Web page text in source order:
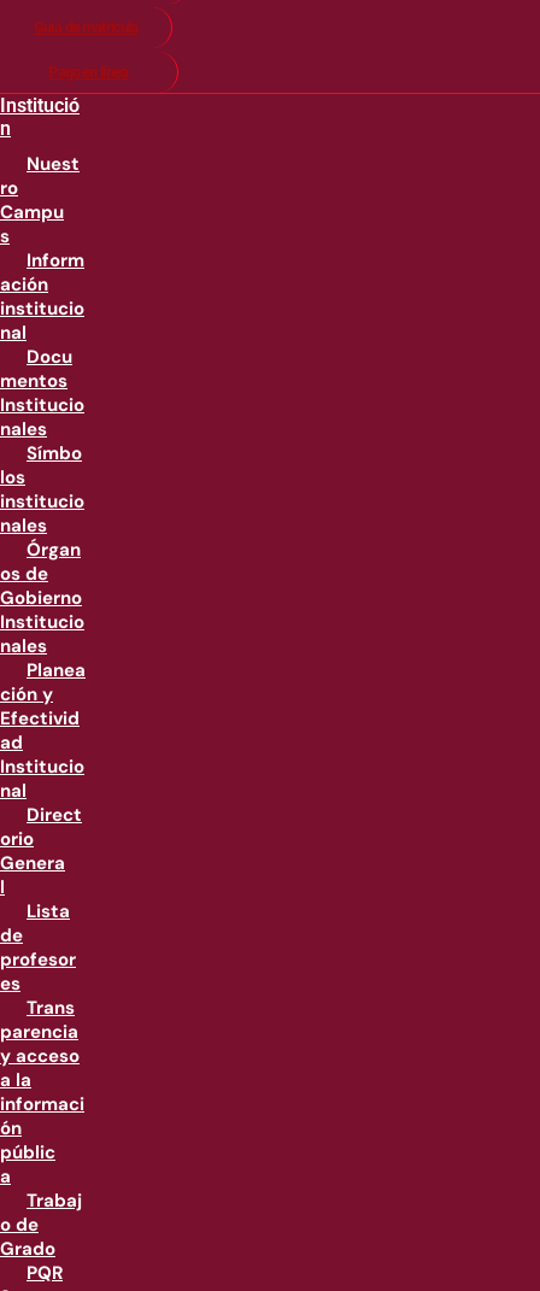
Guía de matricula
Pago en línea
Institució
n
Nuest
ro
Campu
s
Inform
ación
institucio
nal
Docu
mentos
Institucio
nales
Símbo
los
institucio
nales
Órgan
os de
Gobierno
Institucio
nales
Planea
ción y
Efectivid
ad
Institucio
nal
Direct
orio
Genera
l
Lista
de
profesor
es
Trans
parencia
y acceso
a la
informaci
ón
públic
a
Trabaj
o de
Grado
PQR